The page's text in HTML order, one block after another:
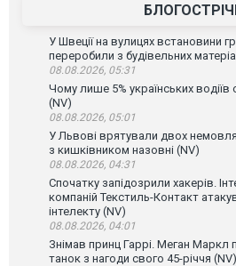
У Швеції на вулицях встановини
переробили з будівельних
08.08.2026, 05:31
Чому лише 5% українських
(NV)
08.08.2026, 05:01
У Львові врятували двох
з кишківником назовні (NV)
08.08.2026, 04:31
Спочатку запідозрили хакерів.
компаній Текстиль-Контакт
інтелекту (NV)
08.08.2026, 04:01
Знімав принц Гаррі. Меган Маркл
танок з нагоди свого 45-річчя (NV)